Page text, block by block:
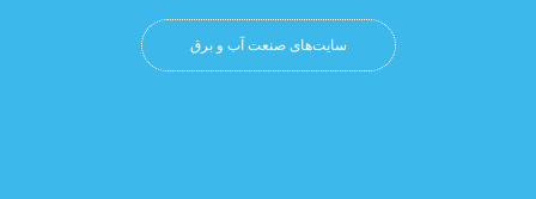
سایت‌های صنعت آب و برق